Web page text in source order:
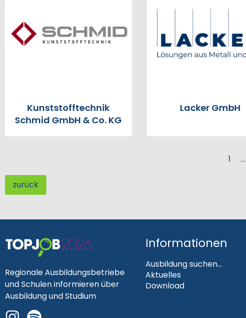
Kunststofftechnik
Schmid GmbH & Co. KG
Lacker GmbH
1 …
zurück
Regionale Ausbildungsbetriebe
und Schulen informieren über
Ausbildung und Studium
Informationen
Ausbildung suchen...
Aktuelles
Download